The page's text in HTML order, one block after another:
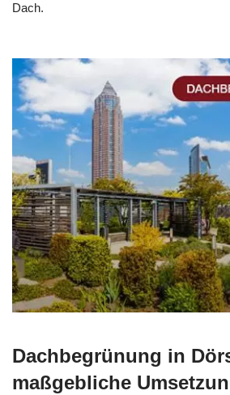
Dach.
Dachbegrünung in
maßgebliche